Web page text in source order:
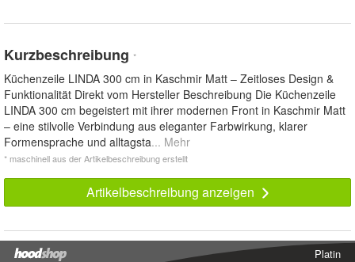
Kurzbeschreibung *
Küchenzeile LINDA 300 cm in Kaschmir Matt – Zeitloses Design &
Funktionalität Direkt vom Hersteller Beschreibung Die Küchenzeile
LINDA 300 cm begeistert mit ihrer modernen Front in Kaschmir Matt
– eine stilvolle Verbindung aus eleganter Farbwirkung, klarer
Formensprache und alltagsta... Mehr
* maschinell aus der Artikelbeschreibung erstellt
Artikelbeschreibung anzeigen
Platin